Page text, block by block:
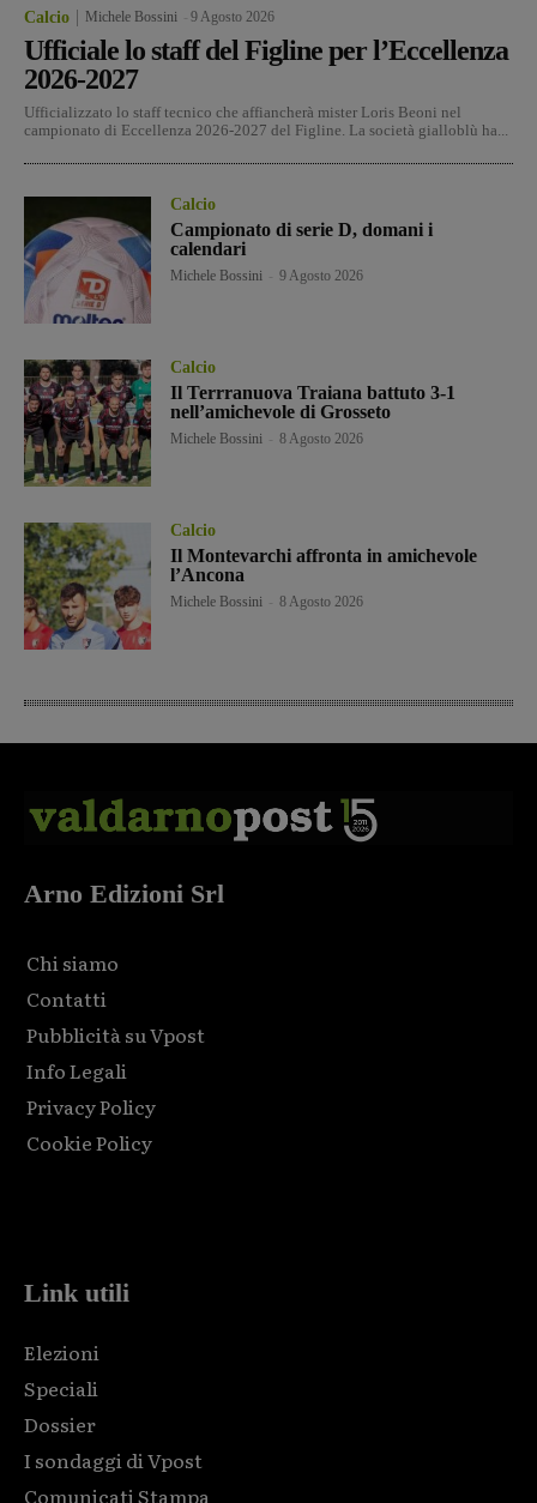
Calcio Michele Bossini 9 Agosto 2026
Ufficiale lo staff del Figline per l’Eccellenza
2026-2027
Ufficializzato lo staff tecnico che affiancherà mister Loris Beoni nel
campionato di Eccellenza 2026-2027 del Figline. La società gialloblù ha...
Calcio
Campionato di serie D, domani i
calendari
Michele Bossini 9 Agosto 2026
Calcio
Il Terrranuova Traiana battuto 3-1
nell’amichevole di Grosseto
Michele Bossini 8 Agosto 2026
Calcio
Il Montevarchi affronta in amichevole
l’Ancona
Michele Bossini 8 Agosto 2026
Arno Edizioni Srl
Chi siamo
Contatti
Pubblicità su Vpost
Info Legali
Privacy Policy
Cookie Policy
Link utili
Elezioni
Speciali
Dossier
I sondaggi di Vpost
Comunicati Stampa